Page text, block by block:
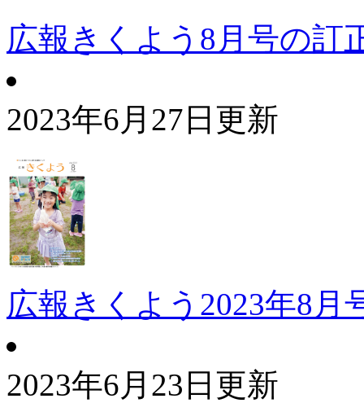
広報きくよう8月号の訂
2023年6月27日更新
広報きくよう2023年8月
2023年6月23日更新